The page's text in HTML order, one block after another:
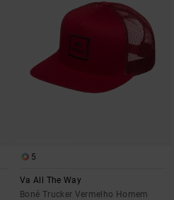
5
Va All The Way
Boné Trucker Vermelho Homem